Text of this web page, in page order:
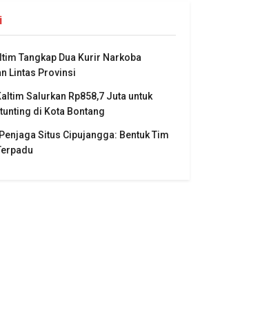
Tangkap Dua Kurir Narkoba
Lintas Provinsi
Salurkan Rp858,7 Juta untuk
di Kota Bontang
Situs Cipujangga: Bentuk Tim